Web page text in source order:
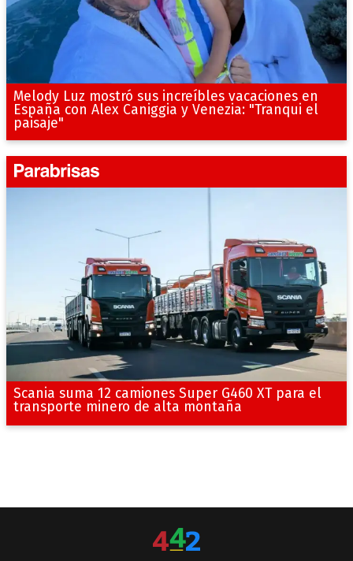
Melody Luz mostró sus increíbles vacaciones en
España con Alex Caniggia y Venezia: "Tranqui el
paisaje"
Scania suma 12 camiones Super G460 XT para el
transporte minero de alta montaña